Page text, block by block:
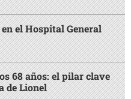
el Hospital General
68 años: el pilar clave
de Lionel